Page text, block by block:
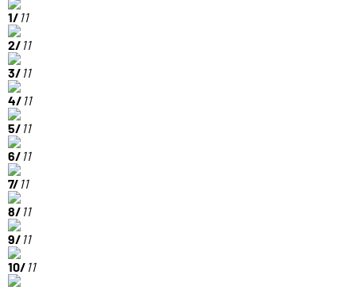
1/ 11
2/ 11
3/ 11
4/ 11
5/ 11
6/ 11
7/ 11
8/ 11
9/ 11
10/ 11